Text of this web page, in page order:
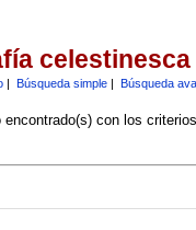
celestinesca
| Búsqueda simple| Búsqueda
encontrado(s) con los